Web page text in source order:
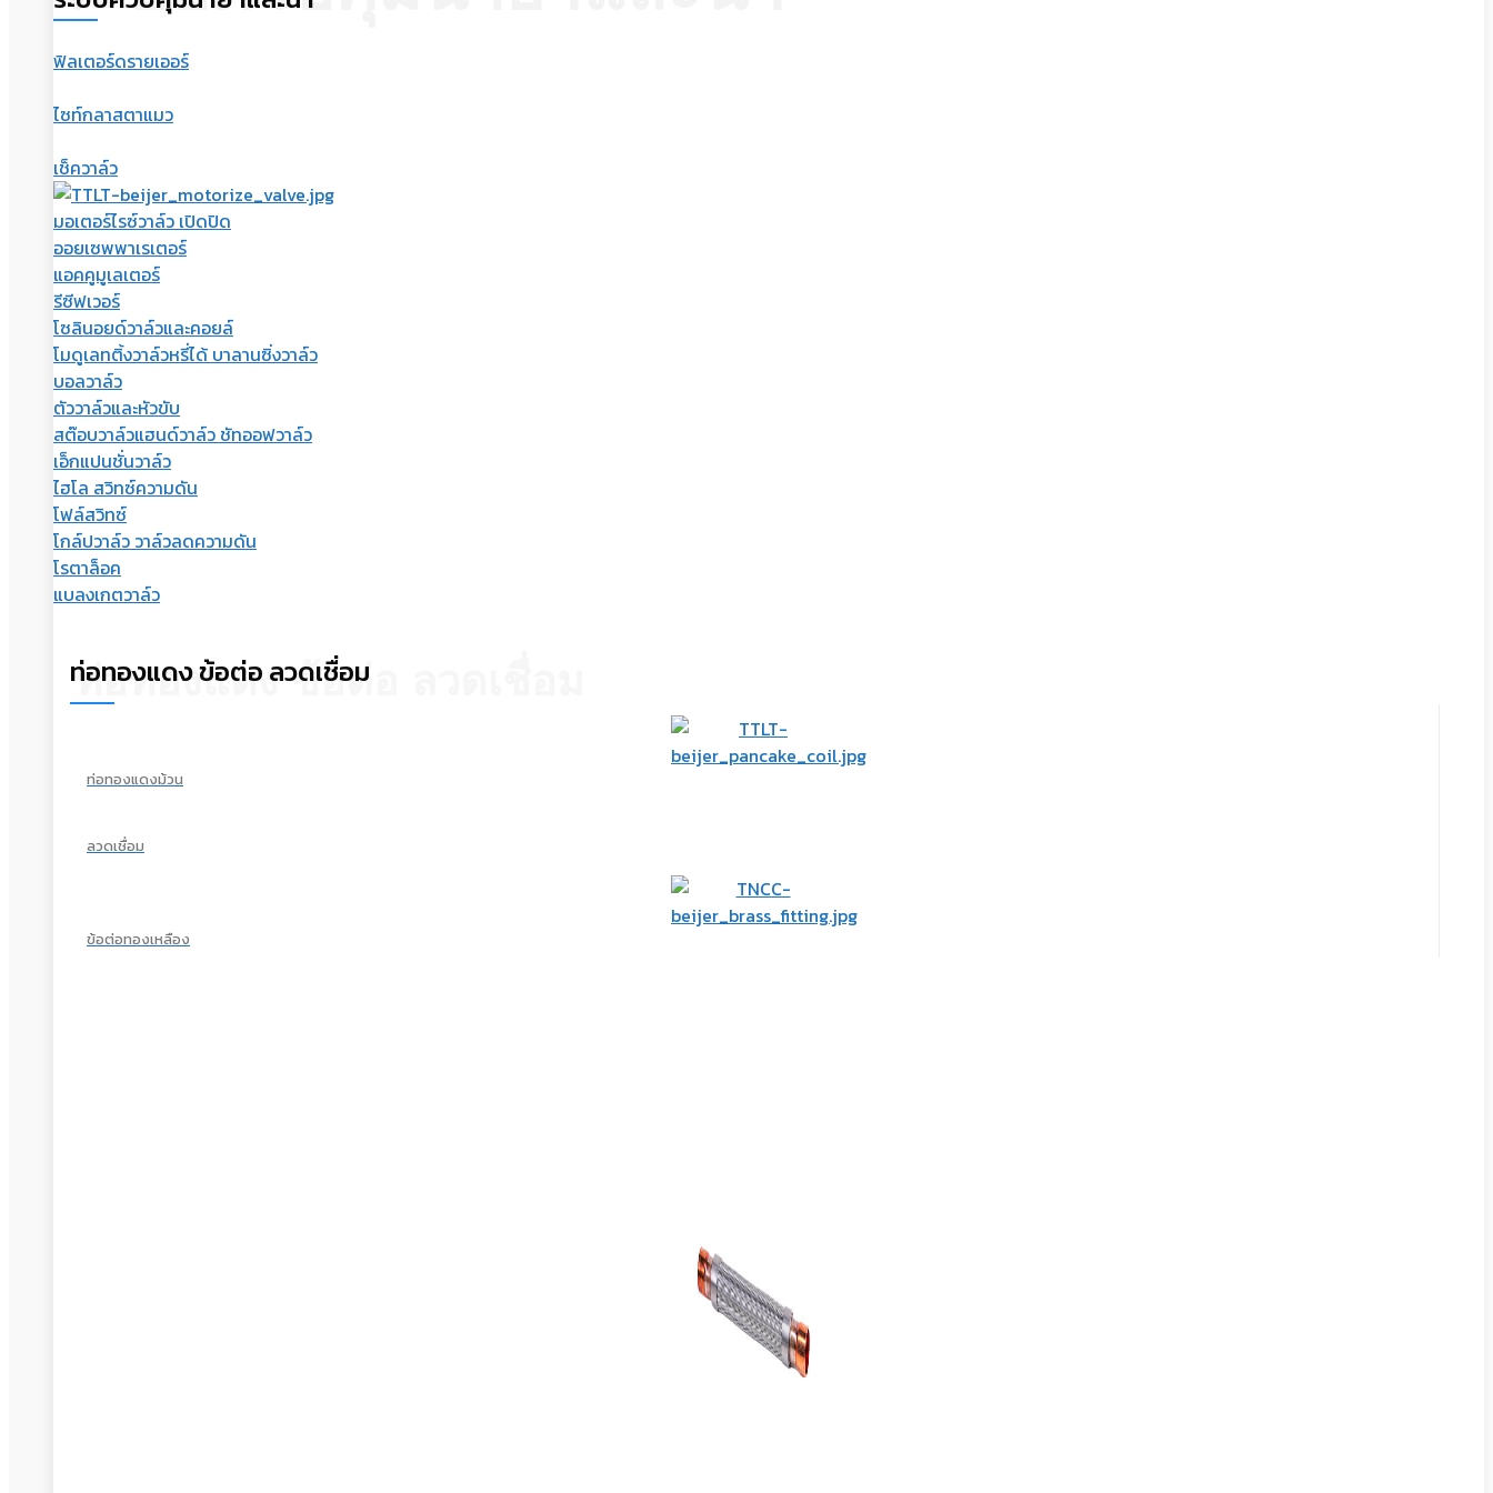
ฟิลเตอร์ดรายเออร์
ไซท์กลาสตาแมว
เช็ควาล์ว
มอเตอร์ไรซ์วาล์ว เปิดปิด
ออยเซพพาเรเตอร์
แอคคูมูเลเตอร์
รีซีฟเวอร์
โซลินอยด์วาล์วและคอยล์
โมดูเลทติ้งวาล์วหรี่ได้ บาลานซิ่งวาล์ว
บอลวาล์ว
ตัววาล์วและหัวขับ
สต๊อบวาล์วแฮนด์วาล์ว ชัทออฟวาล์ว
เอ็กแปนชั่นวาล์ว
ไฮโล สวิทซ์ความดัน
โฟล์สวิทซ์
โกล์ปวาล์ว วาล์วลดความดัน
โรตาล็อค
แบลงเกตวาล์ว
ท่อทองแดง ข้อต่อ ลวดเชื่อม
ท่อทองแดง ข้อต่อ ลวดเชื่อม
ท่อทองแดงม้วน
ลวดเชื่อม
ข้อต่อทองเหลือง